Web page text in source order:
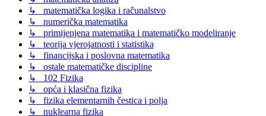
↳ matematička logika i računalstvo
↳ numerička matematika
↳ primijenjena matematika i matematičko modeliranje
↳ teorija vjerojatnosti i statistika
↳ financijska i poslovna matematika
↳ ostale matematičke discipline
↳ 102 Fizika
↳ opća i klasična fizika
↳ fizika elementarnih čestica i polja
↳ nuklearna fizika